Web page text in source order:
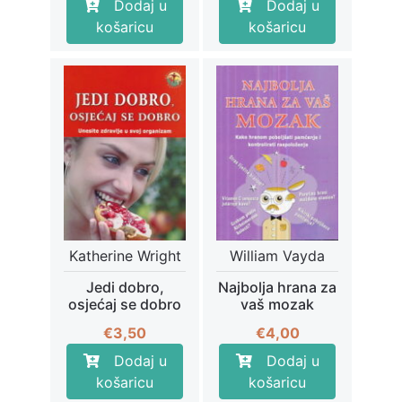
Dodaj u
košaricu
Dodaj u
košaricu
Katherine Wright
Jedi dobro,
osjećaj se dobro
€3,50
Dodaj u
košaricu
William Vayda
Najbolja hrana za
vaš mozak
€4,00
Dodaj u
košaricu